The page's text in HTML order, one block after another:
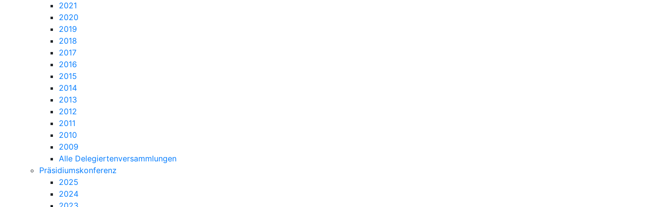
2021
2020
2019
2018
2017
2016
2015
2014
2013
2012
2011
2010
2009
Alle Delegiertenversammlungen
Präsidiumskonferenz
2025
2024